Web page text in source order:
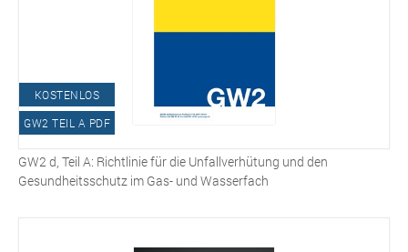
KOSTENLOS
GW2 TEIL A PDF
GW2 d, Teil A: Richtlinie für die Unfallverhütung und den
Gesundheitsschutz im Gas- und Wasserfach